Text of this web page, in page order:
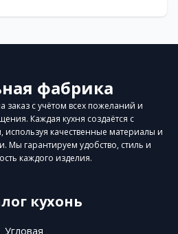
фабрика
заказ с учётом всех пожеланий и
Каждая кухня создаётся с
качественные материалы и
Мы гарантируем удобство, стиль и
каждого изделия.
кухонь
Угловая